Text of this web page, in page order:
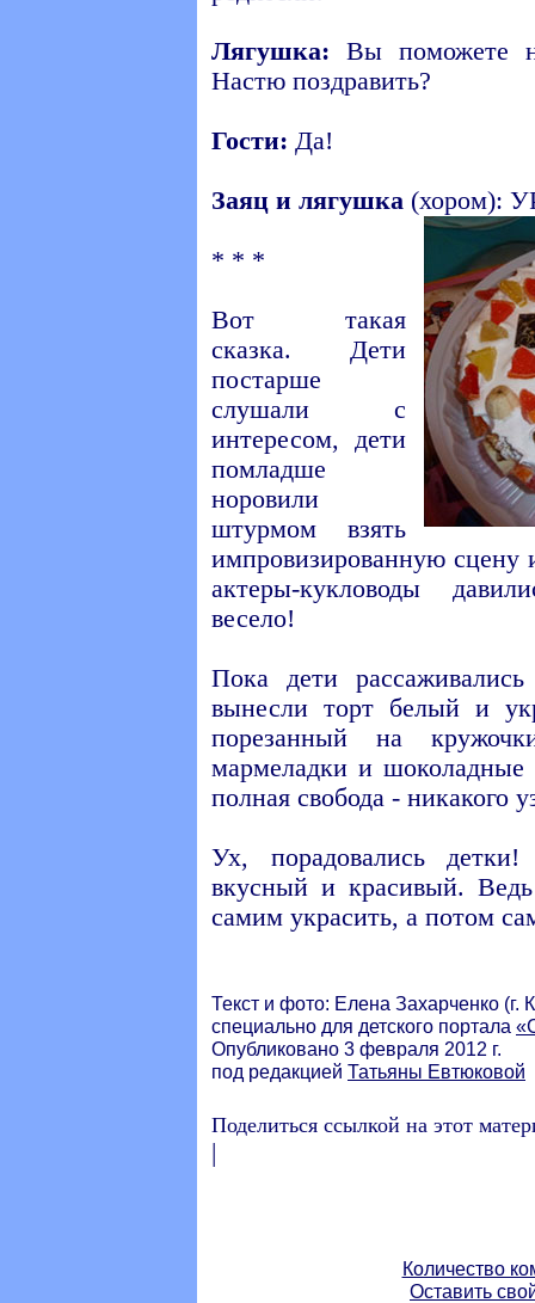
Лягушка: Вы поможете
Настю поздравить?
Гости: Да!
Заяц и лягушка (хором):
* * *
Вот такая
сказка. Дети
постарше
слушали с
интересом, дети
помладше
норовили
штурмом взять
импровизированную сцену
актеры-кукловоды
весело!
Пока дети
вынесли торт белый и
порезанный на
мармеладки и
полная свобода - никакого
Ух, порадовались
вкусный и красивый.
самим украсить, а потом
Текст и фото: Елена Захарченко (г.
специально для детского портала
Опубликовано 3 февраля 2012 г.
под редакцией Татьяны Евтюковой
Поделиться ссылкой на этот
|
Количество
Оставить